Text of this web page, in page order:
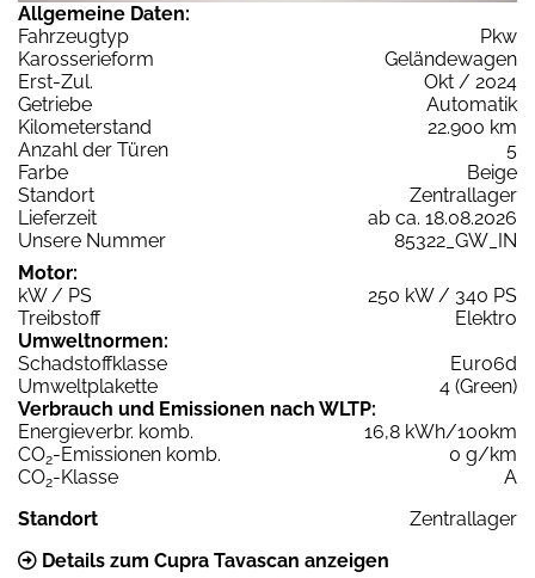
Allgemeine Daten:
Fahrzeugtyp
Pkw
Karosserieform
Geländewagen
Erst-Zul.
Okt / 2024
Getriebe
Automatik
Kilometerstand
22.900 km
Anzahl der Türen
5
Farbe
Beige
Standort
Zentrallager
Lieferzeit
ab ca. 18.08.2026
Unsere Nummer
85322_GW_IN
Motor:
kW / PS
250 kW / 340 PS
Treibstoff
Elektro
Umweltnormen:
Schadstoffklasse
Euro6d
Umweltplakette
4 (Green)
Verbrauch und Emissionen nach WLTP:
Energieverbr. komb.
16,8 kWh/100km
CO2-Emissionen komb.
0 g/km
CO2-Klasse
A
Standort
Zentrallager
Details zum Cupra Tavascan anzeigen